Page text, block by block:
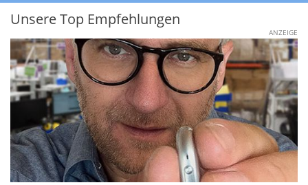
Unsere Top Empfehlungen
ANZEIGE